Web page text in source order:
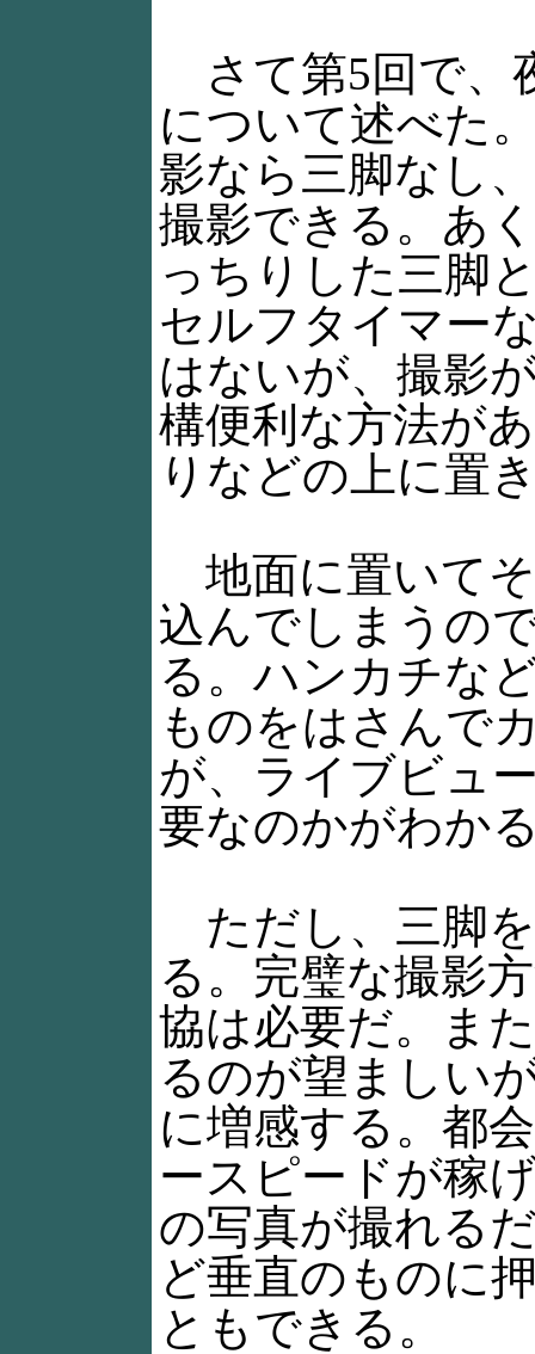
さて第5回で、
について述べた
影なら三脚なし
撮影できる。あ
っちりした三脚
セルフタイマー
はないが、撮影
構便利な方法が
りなどの上に置
地面に置いて
込んでしまうの
る。ハンカチな
ものをはさんで
が、ライブビュ
要なのかがわか
ただし、三脚
る。完璧な撮影
協は必要だ。ま
るのが望ましい
に増感する。都
ースピードが稼
の写真が撮れる
ど垂直のものに
ともできる。